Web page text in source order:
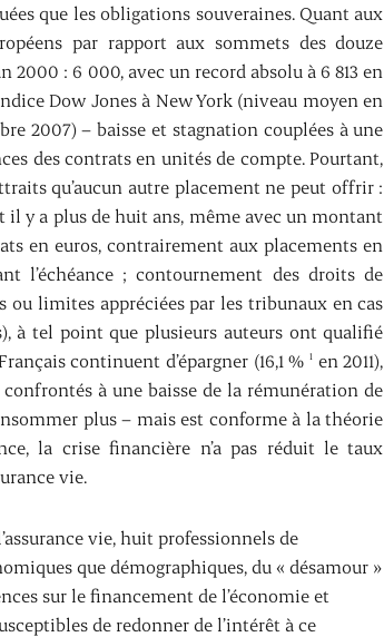
que les obligations souveraines. Quant aux
par rapport aux sommets des douze
2000 : 6 000, avec un record absolu à 6 813 en
Dow Jones à New York (niveau moyen en
2007) – baisse et stagnation couplées à une
des contrats en unités de compte. Pourtant,
qu’aucun autre placement ne peut offrir :
y a plus de huit ans, même avec un montant
en euros, contrairement aux placements en
l’échéance ; contournement des droits de
limites appréciées par les tribunaux en cas
à tel point que plusieurs auteurs ont qualifié
continuent d’épargner (16,1 %1 en 2011),
à une baisse de la rémunération de
plus – mais est conforme à la théorie
la crise financière n’a pas réduit le taux
vie.
vie, huit professionnels de
que démographiques, du « désamour »
sur le financement de l’économie et
de redonner de l’intérêt à ce